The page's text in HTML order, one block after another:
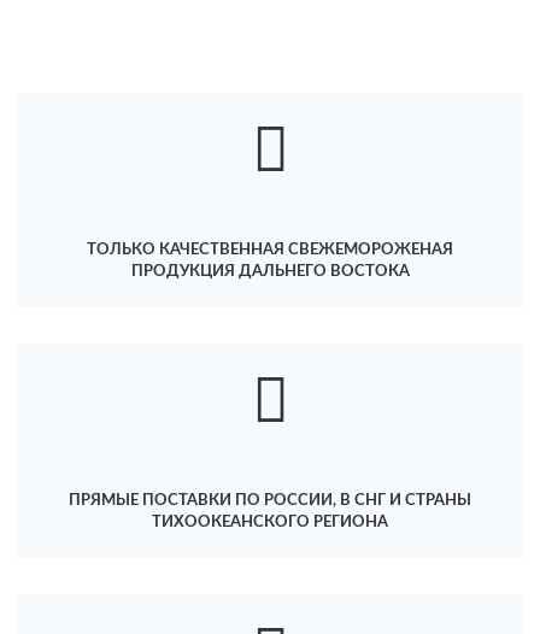
ТОЛЬКО КАЧЕСТВЕННАЯ СВЕЖЕМОРОЖЕНАЯ
ПРОДУКЦИЯ ДАЛЬНЕГО ВОСТОКА
ПРЯМЫЕ ПОСТАВКИ ПО РОССИИ, В СНГ И СТРАНЫ
ТИХООКЕАНСКОГО РЕГИОНА